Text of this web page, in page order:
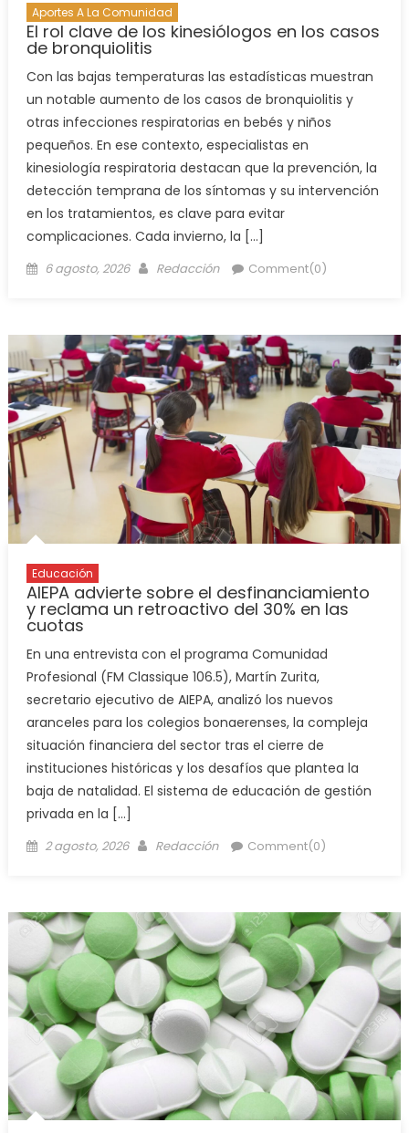
Aportes A La Comunidad
El rol clave de los kinesiólogos en los casos
de bronquiolitis
Con las bajas temperaturas las estadísticas muestran
un notable aumento de los casos de bronquiolitis y
otras infecciones respiratorias en bebés y niños
pequeños. En ese contexto, especialistas en
kinesiología respiratoria destacan que la prevención, la
detección temprana de los síntomas y su intervención
en los tratamientos, es clave para evitar
complicaciones. Cada invierno, la […]
6 agosto, 2026 Redacción Comment(0)
Educación
AIEPA advierte sobre el desfinanciamiento
y reclama un retroactivo del 30% en las
cuotas
En una entrevista con el programa Comunidad
Profesional (FM Classique 106.5), Martín Zurita,
secretario ejecutivo de AIEPA, analizó los nuevos
aranceles para los colegios bonaerenses, la compleja
situación financiera del sector tras el cierre de
instituciones históricas y los desafíos que plantea la
baja de natalidad. El sistema de educación de gestión
privada en la […]
2 agosto, 2026 Redacción Comment(0)